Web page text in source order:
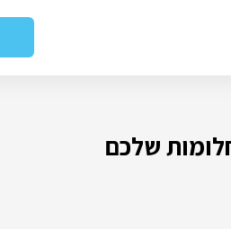
שלכם